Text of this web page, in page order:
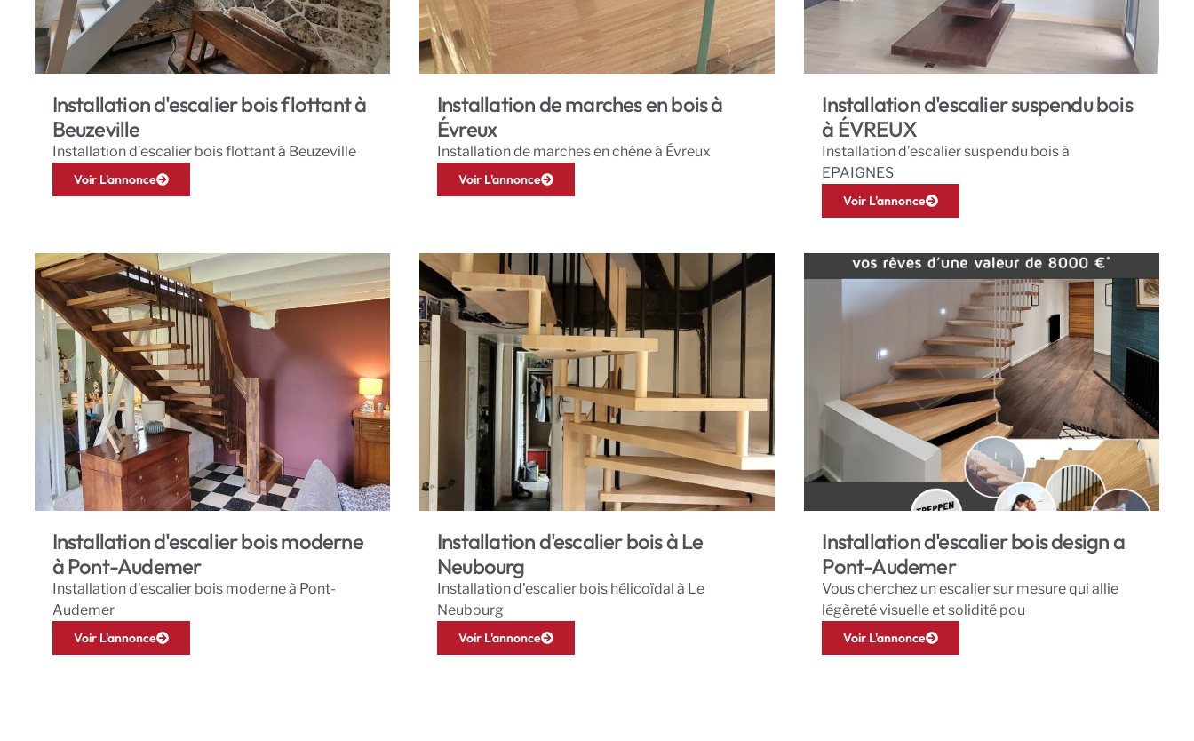
Installation d'escalier bois flottant à
Beuzeville
Installation d’escalier bois flottant à Beuzeville
Voir L'annonce
Installation de marches en bois à
Évreux
Installation de marches en chêne à Évreux
Voir L'annonce
Installation d'escalier suspendu bois
à ÉVREUX
Installation d’escalier suspendu bois à
EPAIGNES
Voir L'annonce
Installation d'escalier bois moderne
à Pont-Audemer
Installation d’escalier bois moderne à Pont-
Audemer
Voir L'annonce
Installation d'escalier bois à Le
Neubourg
Installation d’escalier bois hélicoïdal à Le
Neubourg
Voir L'annonce
Installation d'escalier bois design a
Pont-Audemer
Vous cherchez un escalier sur mesure qui allie
légèreté visuelle et solidité pou
Voir L'annonce